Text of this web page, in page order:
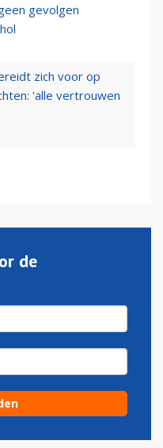
gevolgen
zich voor op
'alle vertrouwen
de